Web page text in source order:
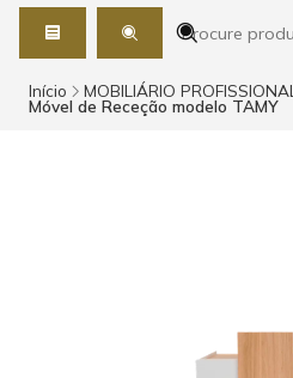
Início MOBILIÁRIO PROFISSIONAL
Móvel de Receção modelo TAMY